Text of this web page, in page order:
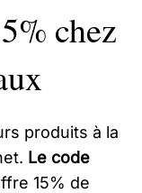
chez
produits à la
Le code
15% de